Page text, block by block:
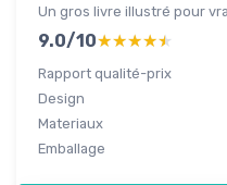
Un gros livre illustré pour
9.0/10★★★★★
★★★★★
Rapport qualité-prix
Design
Materiaux
Emballage